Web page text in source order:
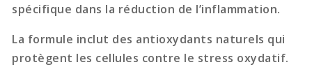
spécifique dans la réduction de l’inflammation.
La formule inclut des antioxydants naturels qui
protègent les cellules contre le stress oxydatif.